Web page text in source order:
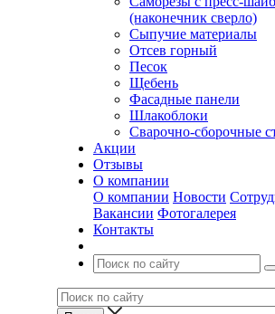
(наконечник сверло)
Сыпучие материалы
Отсев горный
Песок
Щебень
Фасадные панели
Шлакоблоки
Сварочно-сборочные
Акции
Отзывы
О компании
О компании Новости
Вакансии Фотогалерея
Контакты